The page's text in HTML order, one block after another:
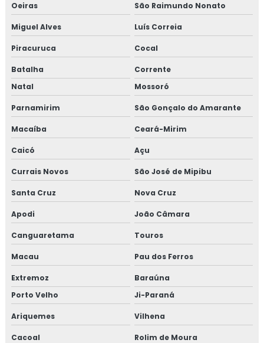
Oeiras São Raimundo Nonato
Miguel Alves Luís Correia
Piracuruca Cocal
Batalha
Corrente
Natal
Mossoró
Parnamirim São Gonçalo do Amarante
Macaíba Ceará-Mirim
Caicó Açu
Currais Novos São José de Mipibu
Santa Cruz Nova Cruz
Apodi João Câmara
Canguaretama Touros
Macau Pau dos Ferros
Extremoz
Baraúna
Porto Velho
Ji-Paraná
Ariquemes Vilhena
Cacoal Rolim de Moura